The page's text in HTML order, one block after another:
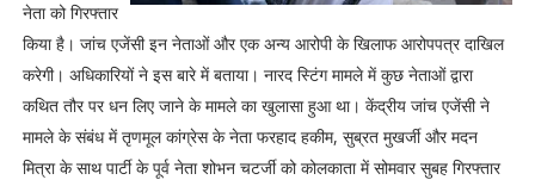
नेता को गिरफ्तार
किया है। जांच एजेंसी इन नेताओं और एक अन्य आरोपी के खिलाफ आरोपपत्र दाखिल
करेगी। अधिकारियों ने इस बारे में बताया। नारद स्टिंग मामले में कुछ नेताओं द्वारा
कथित तौर पर धन लिए जाने के मामले का खुलासा हुआ था। केंद्रीय जांच एजेंसी ने
मामले के संबंध में तृणमूल कांग्रेस के नेता फरहाद हकीम, सुब्रत मुखर्जी और मदन
मित्रा के साथ पार्टी के पूर्व नेता शोभन चटर्जी को कोलकाता में सोमवार सुबह गिरफ्तार